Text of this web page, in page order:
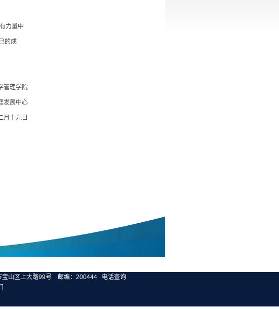
力量中
的成
管理学院
发展中心
月十九日
宝山区上大路99号 邮编：200444 电话查询